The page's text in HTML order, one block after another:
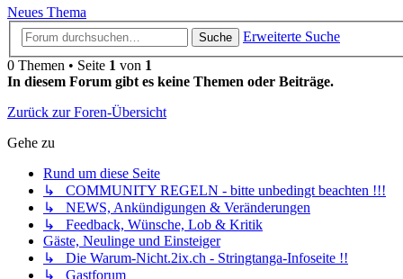
Neues Thema
Suche
Erweiterte Suche
0 Themen • Seite 1 von 1
In diesem Forum gibt es keine Themen oder Beiträge.
Zurück zur Foren-Übersicht
Gehe zu
Rund um diese Seite
↳ COMMUNITY REGELN - bitte unbedingt beachten !!!
↳ NEWS, Ankündigungen & Veränderungen
↳ Feedback, Wünsche, Lob & Kritik
Gäste, Neulinge und Einsteiger
↳ Die Warum-Nicht.2ix.ch - Stringtanga-Infoseite !!
↳ Gastforum